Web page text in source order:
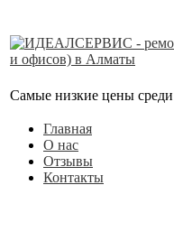
Самые низкие цены среди
Главная
О нас
Отзывы
Контакты